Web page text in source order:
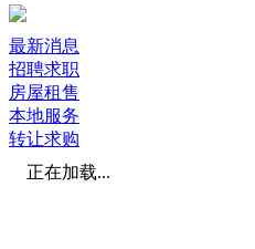
最新消息
招聘求职
房屋租售
本地服务
转让求购
正在加载...